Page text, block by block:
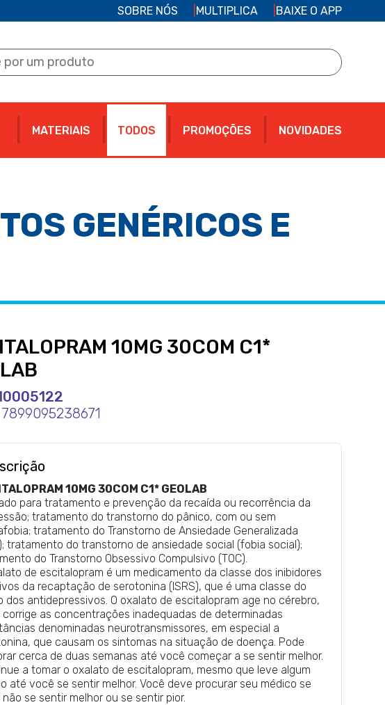
SOBRE NÓS MULTIPLICA BAIXE O APP
MATERIAIS TODOS PROMOÇÕES NOVIDADES
GENÉRICOS E
10MG 30COM C1*
10MG 30COM C1* GEOLAB
para tratamento e prevenção da recaída ou recorrência da
tratamento do transtorno do pânico, com ou sem
tratamento do Transtorno de Ansiedade Generalizada
tratamento do transtorno de ansiedade social (fobia social);
do Transtorno Obsessivo Compulsivo (TOC).
de escitalopram é um medicamento da classe dos inibidores
da recaptação de serotonina (ISRS), que é uma classe do
dos antidepressivos. O oxalato de escitalopram age no cérebro,
corrige as concentrações inadequadas de determinadas
denominadas neurotransmissores, em especial a
que causam os sintomas na situação de doença. Pode
cerca de duas semanas até você começar a se sentir melhor.
a tomar o oxalato de escitalopram, mesmo que leve algum
até você se sentir melhor. Você deve procurar seu médico se
se sentir melhor ou se sentir pior.